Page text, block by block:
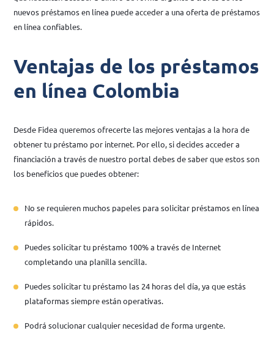
nuevos préstamos en línea puede acceder a una oferta de préstamos
en línea confiables.
Ventajas de los préstamos
en línea Colombia
Desde Fidea queremos ofrecerte las mejores ventajas a la hora de
obtener tu préstamo por internet. Por ello, si decides acceder a
financiación a través de nuestro portal debes de saber que estos son
los beneficios que puedes obtener:
No se requieren muchos papeles para solicitar préstamos en línea
rápidos.
Puedes solicitar tu préstamo 100% a través de Internet
completando una planilla sencilla.
Puedes solicitar tu préstamo las 24 horas del día, ya que estás
plataformas siempre están operativas.
Podrá solucionar cualquier necesidad de forma urgente.